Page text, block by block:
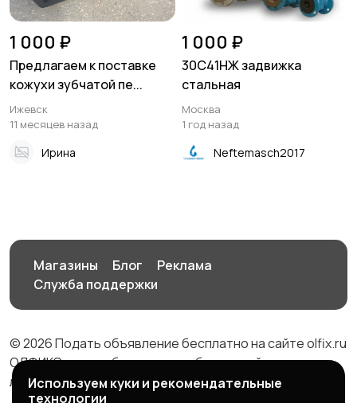
1 000 ₽
Предлагаем к поставке
кожухи зубчатой пе...
Ижевск
11 месяцев назад
Ирина
1 000 ₽
30С41НЖ задвижка
стальная
Москва
1 год назад
Neftemasch2017
Магазины Блог
Реклама
Служба поддержки
© 2026 Подать объявление бесплатно на сайте olfix.ru
ОЛФИКС - доска беспалтных объявлений от частных
лиц и компаний
Используем куки и рекомендательные
технологии